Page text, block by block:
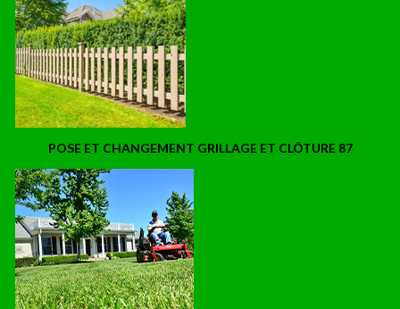
POSE ET CHANGEMENT GRILLAGE ET CLÔTURE 87